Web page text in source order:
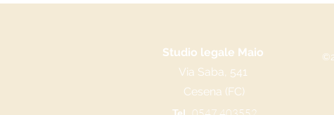
Studio legale Maio
Via Saba, 541
Cesena (FC)